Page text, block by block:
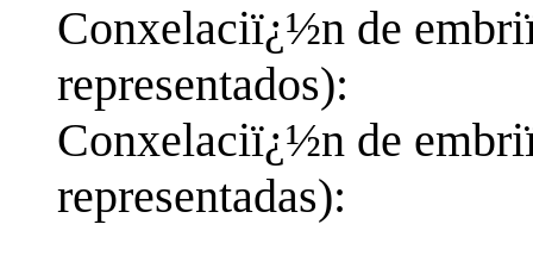
Conxelaciï¿½n de
representados):
Conxelaciï¿½n de
representadas):